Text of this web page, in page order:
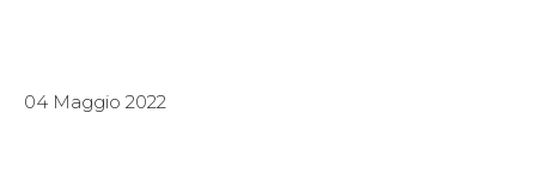
04 Maggio 2022